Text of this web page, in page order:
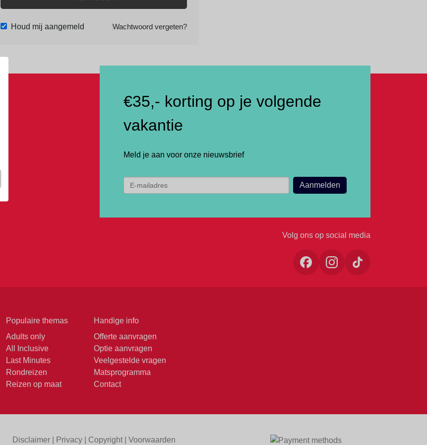
Houd mij aangemeld Wachtwoord vergeten?
€35,- korting op je volgende
vakantie
Meld je aan voor onze nieuwsbrief
Volg ons op social media
Populaire themas
Adults only
All Inclusive
Last Minutes
Rondreizen
Reizen op maat
Handige info
Offerte aanvragen
Optie aanvragen
Veelgestelde vragen
Matsprogramma
Contact
Disclaimer| Privacy| Copyright| Voorwaarden